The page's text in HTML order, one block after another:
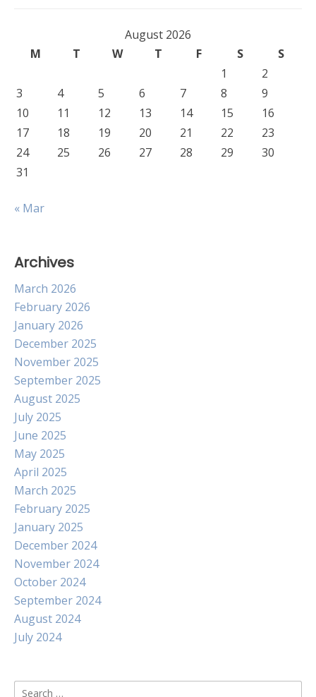
August 2026
M
T W T F S
S
1
2
3
4 5 6 7 8
9
10
11 12 13 14 15
16
17
18 19 20 21 22
23
24
25 26 27 28 29
30
31
« Mar
Archives
March 2026
February 2026
January 2026
December 2025
November 2025
September 2025
August 2025
July 2025
June 2025
May 2025
April 2025
March 2025
February 2025
January 2025
December 2024
November 2024
October 2024
September 2024
August 2024
July 2024
Search